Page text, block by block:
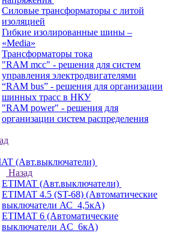
Силовые трансформаторы с литой
изоляцией
Гибкие изолированные шины –
«Media»
Трансформаторы тока
"RAM mcc" - решения для систем
управления электродвигателями
“RAM bus” - решения для организации
шинных трасс в НКУ
"RAM power" - решения для
организации систем распределения
(Авт.выключатели)
Назад
ETIMAT (Авт.выключатели)
ETIMAT 4.5 (ST-68) (Автоматические
выключатели АС_4,5кА)
ETIMAT 6 (Автоматические
выключатели AC_6кА)